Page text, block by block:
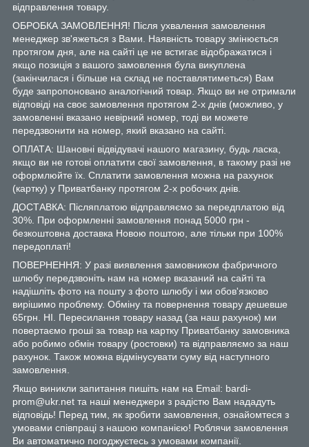
відправлення товару.
ОБРОБКА ЗАМОВЛЕННЯ! Після ухвалення замовлення
менеджер зв'яжеться з Вами. Наявність товару змінюється
протягом дня, але на сайті це не встигає відображатися і
якщо позиція з вашого замовлення була викуплена
(закінчилася і більше на склад не поставлятиметься) Вам
буде запропоновано аналогічний товар. Якщо ви не отримали
відповіді на своє замовлення протягом 2-х днів (можливо, у
замовленні вказано невірний номер, тоді ви можете
передзвонити на номер, який вказано на сайті.
ОПЛАТА: Шановні відвідувачі нашого магазину, будь ласка,
якщо ви не готові оплатити свої замовлення, в такому разі не
оформлюйте їх. Сплатити замовлення можна на рахунок
(картку) у Приватбанку протягом 2-х робочих днів.
ДОСТАВКА: Післяплатою відправляємо за передплатою від
30%. При оформленні замовлення понад 5000 грн -
безкоштовна доставка Новою поштою, але тільки при 100%
передоплаті!
ПОВЕРНЕННЯ: У разі виявлення замовником фабричного
шлюбу передзвоніть нам на номер вказаний на сайті та
надішліть фото на пошту з фото шлюбу і ми обов'язково
вирішимо проблему. Обміну та повернення товару дешевше
65грн. НІ. Пересилання товару назад (за наш рахунок) ми
повертаємо гроші за товар на картку Приватбанку замовника
або робимо обмін товару (ростовки) та відправляємо за наш
рахунок. Також можна відмінусувати суму від наступного
замовлення.
Якщо виникли запитання пишіть нам на Email: bardi-
prom@ukr.net та наші менеджери з радістю Вам нададуть
відповідь! Перед тим, як зробити замовлення, ознайомтеся з
умовами співпраці з нашою компанією! Роблячи замовлення
Ви автоматично погоджуєтесь з умовами компанії.